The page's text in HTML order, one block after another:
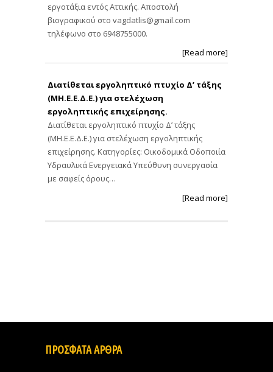
εργοτάξια εντός Αττικής. Αποστολή
βιογραφικού στο vagdatlis@gmail.com
τηλέφωνο στο 6948755000.
[Read more]
Διατίθεται εργοληπτικό πτυχίο Δ’ τάξης
(ΜΗ.Ε.Ε.Δ.Ε.) για στελέχωση
εργοληπτικής επιχείρησης.
Διατίθεται εργοληπτικό πτυχίο Δ’ τάξης
(ΜΗ.Ε.Ε.Δ.Ε.) για στελέχωση εργοληπτικής
επιχείρησης. Κατηγορίες: Οικοδομικά Οδοποιία
Υδραυλικά Ενεργειακά Υπεύθυνη συνεργασία
με σαφείς όρους…
[Read more]
ΠΡΟΣΦΑΤΑ ΑΡΘΡΑ